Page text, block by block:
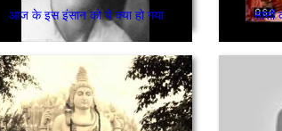
आज के इस इंसान को ये क्या हो गया सासों